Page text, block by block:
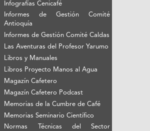
Infografías Cenicafé
Informes de Gestión Comité
Antioquía
Informes de Gestión Comité Caldas
Las Aventuras del Profesor Yarumo
Libros y Manuales
Libros Proyecto Manos al Agua
Magazín Cafetero
Magazín Cafetero Podcast
Memorias de la Cumbre de Café
Memorias Seminario Científico
Normas Técnicas del Sector